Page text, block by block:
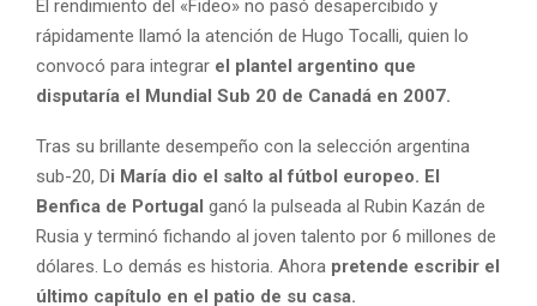
El rendimiento del «Fideo» no pasó desapercibido y
rápidamente llamó la atención de Hugo Tocalli, quien lo
convocó para integrar el plantel argentino que
disputaría el Mundial Sub 20 de Canadá en 2007.
Tras su brillante desempeño con la selección argentina
sub-20, Di María dio el salto al fútbol europeo. El
Benfica de Portugal ganó la pulseada al Rubin Kazán de
Rusia y terminó fichando al joven talento por 6 millones de
dólares. Lo demás es historia. Ahora pretende escribir el
último capítulo en el patio de su casa.